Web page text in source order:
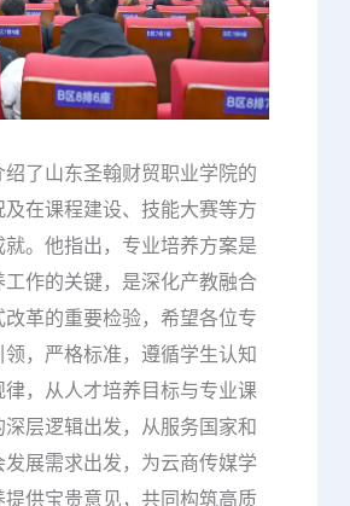
山东圣翰财贸职业学院的
及在课程建设、技能大赛等方
就。他指出，专业培养方案是
工作的关键，是深化产教融合
改革的重要检验，希望各位专
领，严格标准，遵循学生认知
律，从人才培养目标与专业课
层逻辑出发，从服务国家和
展需求出发，为云商传媒学
提供宝贵意见，共同构筑高质